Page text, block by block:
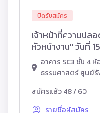
ปิดรับสมัคร
เจ้าหน้าที่ความปล
หัวหน้างาน" วันที่
อาคาร SC3 ชั้น 4
ธรรมศาสตร์ ศูนย์
สมัครแล้ว 48 / 60
รายชื่อผู้สมัคร